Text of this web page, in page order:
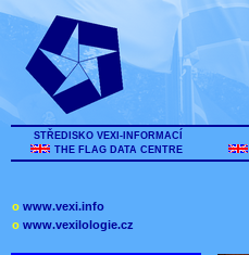
STŘEDISKO VEXI-INFORMACÍ
THE FLAG DATA CENTRE
o www.vexi.info
o www.vexilologie.cz